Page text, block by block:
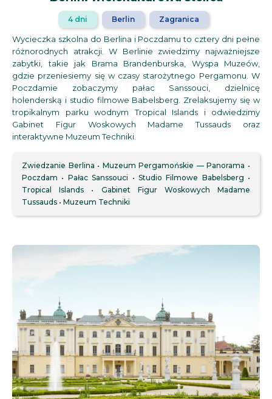
4 dni Berlin Zagranica
Wycieczka szkolna do Berlina i Poczdamu to cztery dni pełne
różnorodnych atrakcji. W Berlinie zwiedzimy najważniejsze
zabytki, takie jak Brama Brandenburska, Wyspa Muzeów,
gdzie przeniesiemy się w czasy starożytnego Pergamonu. W
Poczdamie zobaczymy pałac Sanssouci, dzielnicę
holenderską i studio filmowe Babelsberg. Zrelaksujemy się w
tropikalnym parku wodnym Tropical Islands i odwiedzimy
Gabinet Figur Woskowych Madame Tussauds oraz
interaktywne Muzeum Techniki.
Zwiedzanie Berlina
Muzeum Pergamońskie — Panorama
Poczdam
Pałac Sanssouci
Studio Filmowe Babelsberg
Tropical Islands
Gabinet Figur Woskowych Madame
Tussauds
Muzeum Techniki